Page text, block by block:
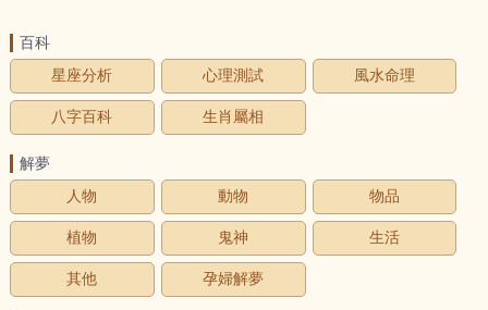
百科
星座分析
心理測試 風水命理
八字百科 生肖屬相
解夢
人物
動物 物品
植物 鬼神 生活
其他 孕婦解夢